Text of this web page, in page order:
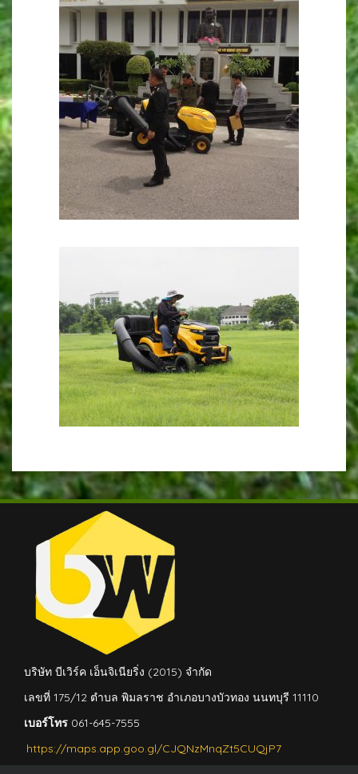
บริษัท บีเวิร์ค เอ็นจิเนียริ่ง (2015) จำกัด
เลขที่ 175/12 ตำบล พิมลราช อำเภอบางบัวทอง นนทบุรี 11110
เบอร์โทร 061-645-7555
https://maps.app.goo.gl/CJQNzMnqZt5CUQjP7